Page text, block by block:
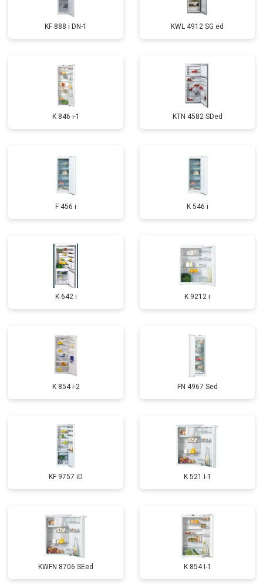
KF 888 i DN-1 KWL 4912 SG ed
K 846 i-1 KTN 4582 SDed
F 456 i K 546 i
K 642 i K 9212 i
K 854 i-2 FN 4967 Sed
KF 9757 iD K 521 I-1
KWFN 8706 SEed K 854 I-1